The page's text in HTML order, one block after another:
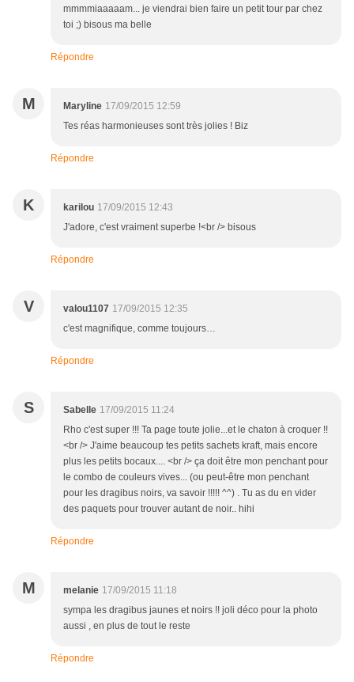
mmmmiaaaaam... je viendrai bien faire un petit tour par chez
toi ;) bisous ma belle
Répondre
M Maryline 17/09/2015 12:59
Tes réas harmonieuses sont très jolies ! Biz
Répondre
K karilou 17/09/2015 12:43
J'adore, c'est vraiment superbe !<br /> bisous
Répondre
V valou1107 17/09/2015 12:35
c'est magnifique, comme toujours…
Répondre
S Sabelle 17/09/2015 11:24
Rho c'est super !!! Ta page toute jolie...et le chaton à croquer !!
<br /> J'aime beaucoup tes petits sachets kraft, mais encore
plus les petits bocaux.... <br /> ça doit être mon penchant pour
le combo de couleurs vives... (ou peut-être mon penchant
pour les dragibus noirs, va savoir !!!!! ^^) . Tu as du en vider
des paquets pour trouver autant de noir.. hihi
Répondre
M melanie 17/09/2015 11:18
sympa les dragibus jaunes et noirs !! joli déco pour la photo
aussi , en plus de tout le reste
Répondre